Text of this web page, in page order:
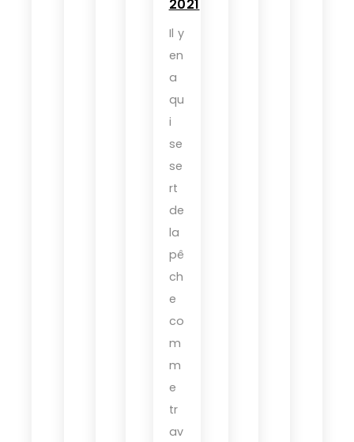
2021
Il y
en
a
qu
i
se
se
rt
de
la
pê
ch
e
co
m
m
e
tr
av